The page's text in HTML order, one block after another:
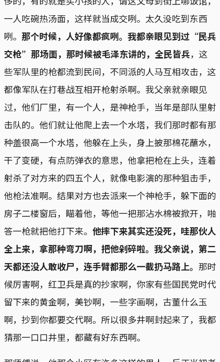
一人吃碗热汤面，这样就当成交咧。太久没吃到东西
咧。 那个时候，人好像都疯咧。我都亲眼见到过“民兵
交枪”那场面，那时候被毛泽东讲的，全民皆兵，这
些军队里的枪都流到民间，不同派的人马互相攻击，这
都像军队在打巷战互相开枪射杀啊。我父亲就亲眼见
过，他们厂里，有一个人，是神枪手，当年是部队里射
击队的。他们就让他爬上去一个水塔，我们那时都有那
种盖很高一个水塔，他躲在上头，身上披那棉花蘸水，
干了变硬，有点防弹衣的意思，他拿把枪在上头，连着
射杀了对方来的四五个人，就像电影演的那种狙击手，
他枪法准啊。结果对方也去派来一个神枪手，躲下面的
房子二楼窗后，瞄着他，等他一把那沾水棉被掀开，啪
答一枪就把他打下来。 他摔下来其实还没死，哇那伙人
全上来，拿那种弯刀啊，把他剁碎啦。我父亲说，第二
天都还没人敢收尸，连手臂都那么一截扔马路上。 那时
候厉害啊，红卫兵是真的抄家啊，你家有些国民党时代
留下来的黄金啊，美钞啊，一些字画啊，古董什么玉
啊，抄到你都要交代啊。所以很多井啊封起来了，我都
猜那一口口井里，都藏有好东西啊。